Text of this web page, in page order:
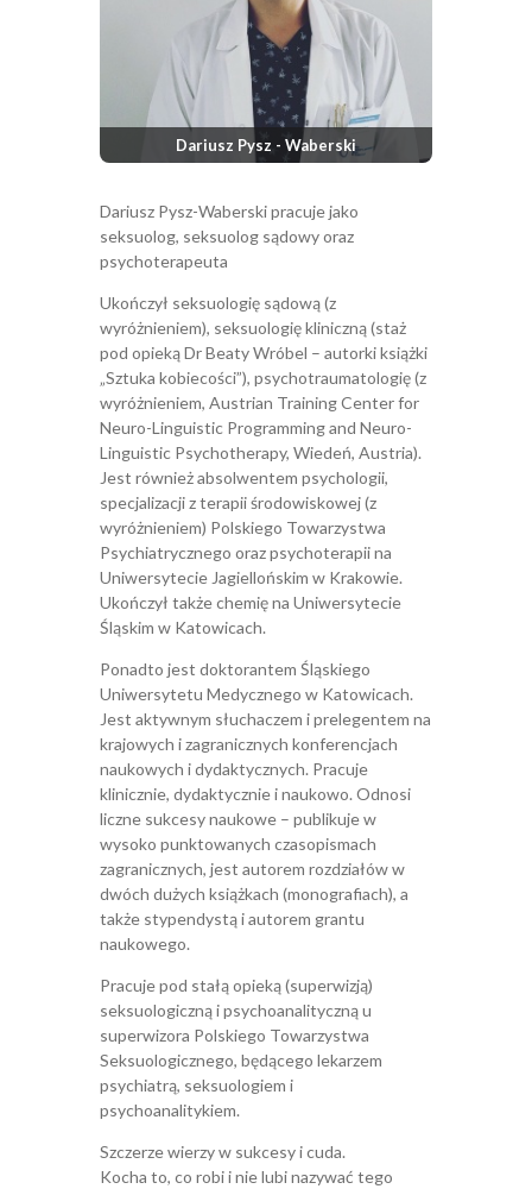
Dariusz Pysz - Waberski
Dariusz Pysz-Waberski pracuje jako
seksuolog, seksuolog sądowy oraz
psychoterapeuta
Ukończył seksuologię sądową (z
wyróżnieniem), seksuologię kliniczną (staż
pod opieką Dr Beaty Wróbel – autorki książki
„Sztuka kobiecości”), psychotraumatologię (z
wyróżnieniem, Austrian Training Center for
Neuro-Linguistic Programming and Neuro-
Linguistic Psychotherapy, Wiedeń, Austria).
Jest również absolwentem psychologii,
specjalizacji z terapii środowiskowej (z
wyróżnieniem) Polskiego Towarzystwa
Psychiatrycznego oraz psychoterapii na
Uniwersytecie Jagiellońskim w Krakowie.
Ukończył także chemię na Uniwersytecie
Śląskim w Katowicach.
Ponadto jest doktorantem Śląskiego
Uniwersytetu Medycznego w Katowicach.
Jest aktywnym słuchaczem i prelegentem na
krajowych i zagranicznych konferencjach
naukowych i dydaktycznych. Pracuje
klinicznie, dydaktycznie i naukowo. Odnosi
liczne sukcesy naukowe – publikuje w
wysoko punktowanych czasopismach
zagranicznych, jest autorem rozdziałów w
dwóch dużych książkach (monografiach), a
także stypendystą i autorem grantu
naukowego.
Pracuje pod stałą opieką (superwizją)
seksuologiczną i psychoanalityczną u
superwizora Polskiego Towarzystwa
Seksuologicznego, będącego lekarzem
psychiatrą, seksuologiem i
psychoanalitykiem.
Szczerze wierzy w sukcesy i cuda.
Kocha to, co robi i nie lubi nazywać tego